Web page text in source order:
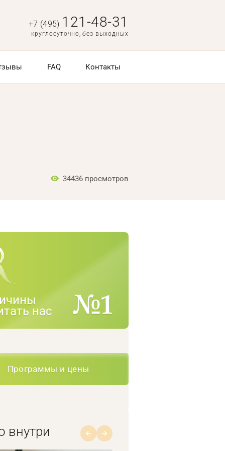
+7 (495) 121-48-31
круглосуточно, без выходных
FAQ Контакты
34436 просмотров
нас
Программы и цены
внутри